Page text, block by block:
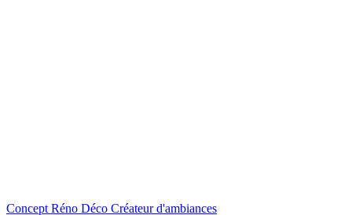
Concept Réno Déco Créateur d'ambiances